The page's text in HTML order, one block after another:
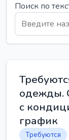
Поиск по
одежды.
с
график
Требуются